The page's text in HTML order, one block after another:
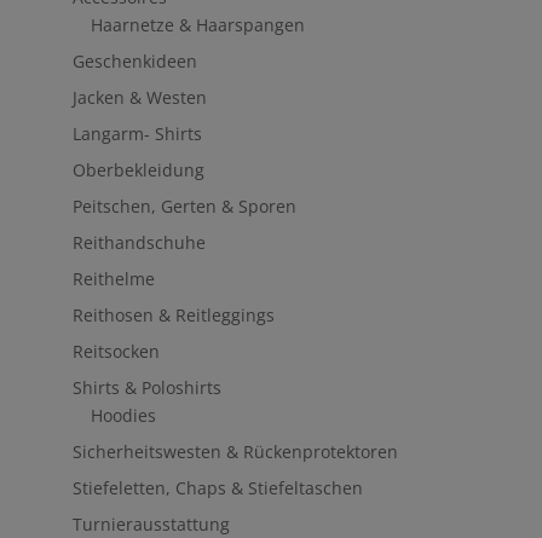
Haarnetze & Haarspangen
Geschenkideen
Jacken & Westen
Langarm- Shirts
Oberbekleidung
Peitschen, Gerten & Sporen
Reithandschuhe
Reithelme
Reithosen & Reitleggings
Reitsocken
Shirts & Poloshirts
Hoodies
Sicherheitswesten & Rückenprotektoren
Stiefeletten, Chaps & Stiefeltaschen
Turnierausstattung